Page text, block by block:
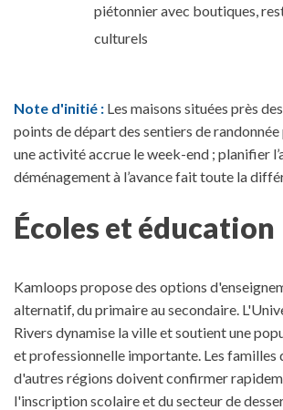
piétonnier avec boutiques,
culturels
Note d'initié : Les maisons situées près
points de départ des sentiers de
une activité accrue le week-end ; planifier
déménagement à l’avance fait toute la
Écoles et éducation
Kamloops propose des options
alternatif, du primaire au secondaire.
Rivers dynamise la ville et soutient une
et professionnelle importante. Les familles
d'autres régions doivent confirmer
l'inscription scolaire et du secteur de